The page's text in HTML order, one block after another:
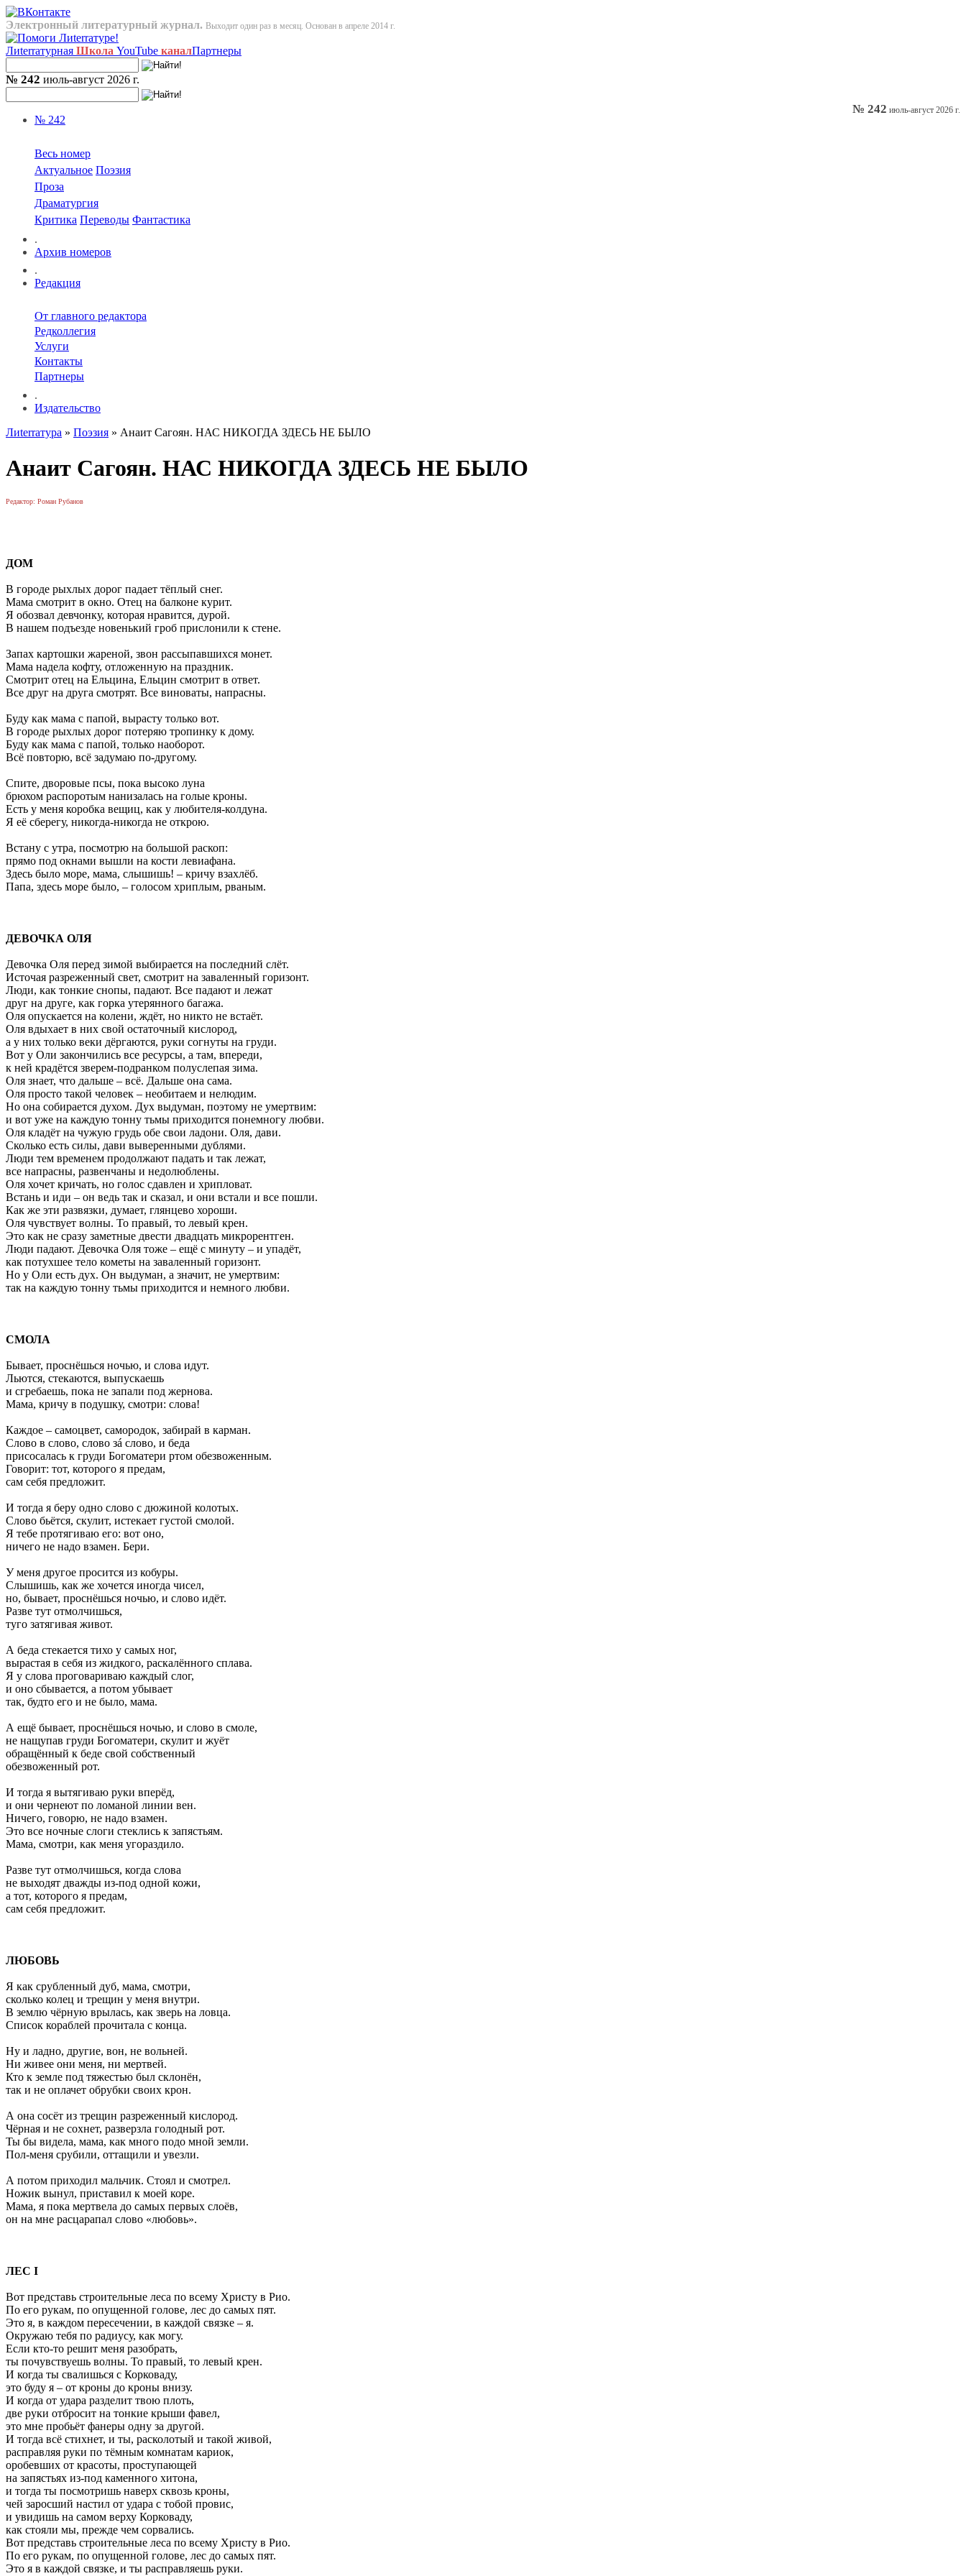
Электронный литературный журнал. Выходит один раз в месяц. Основан в апреле 2014 г.
Лиterraтурная Школа YouTube каналПартнеры
№ 242 июль-август 2026 г.
№ 242
Весь номер
Актуальное Поэзия
Проза
Драматургия
Критика Переводы Фантастика
.
Архив номеров
.
Редакция
От главного редактора
Редколлегия
Услуги
Контакты
Партнеры
.
Издательство
№ 242 июль-август 2026 г.
Лиterraтура » Поэзия » Анаит Сагоян. НАС НИКОГДА ЗДЕСЬ НЕ БЫЛО
Анаит Сагоян. НАС НИКОГДА ЗДЕСЬ НЕ БЫЛО
Редактор: Роман Рубанов
ДОМ
В городе рыхлых дорог падает тёплый снег.
Мама смотрит в окно. Отец на балконе курит.
Я обозвал девчонку, которая нравится, дурой.
В нашем подъезде новенький гроб прислонили к стене.
Запах картошки жареной, звон рассыпавшихся монет.
Мама надела кофту, отложенную на праздник.
Смотрит отец на Ельцина, Ельцин смотрит в ответ.
Все друг на друга смотрят. Все виноваты, напрасны.
Буду как мама с папой, вырасту только вот.
В городе рыхлых дорог потеряю тропинку к дому.
Буду как мама с папой, только наоборот.
Всё повторю, всё задумаю по-другому.
Спите, дворовые псы, пока высоко луна
брюхом распоротым нанизалась на голые кроны.
Есть у меня коробка вещиц, как у любителя-колдуна.
Я её сберегу, никогда-никогда не открою.
Встану с утра, посмотрю на большой раскоп:
прямо под окнами вышли на кости левиафана.
Здесь было море, мама, слышишь! – кричу взахлёб.
Папа, здесь море было, – голосом хриплым, рваным.
ДЕВОЧКА ОЛЯ
Девочка Оля перед зимой выбирается на последний слёт.
Источая разреженный свет, смотрит на заваленный горизонт.
Люди, как тонкие снопы, падают. Все падают и лежат
друг на друге, как горка утерянного багажа.
Оля опускается на колени, ждёт, но никто не встаёт.
Оля вдыхает в них свой остаточный кислород,
а у них только веки дёргаются, руки согнуты на груди.
Вот у Оли закончились все ресурсы, а там, впереди,
к ней крадётся зверем-подранком полуслепая зима.
Оля знает, что дальше – всё. Дальше она сама.
Оля просто такой человек – необитаем и нелюдим.
Но она собирается духом. Дух выдуман, поэтому не умертвим:
и вот уже на каждую тонну тьмы приходится понемногу любви.
Оля кладёт на чужую грудь обе свои ладони. Оля, дави.
Сколько есть силы, дави выверенными дублями.
Люди тем временем продолжают падать и так лежат,
все напрасны, развенчаны и недолюблены.
Оля хочет кричать, но голос сдавлен и хрипловат.
Встань и иди – он ведь так и сказал, и они встали и все пошли.
Как же эти развязки, думает, глянцево хороши.
Оля чувствует волны. То правый, то левый крен.
Это как не сразу заметные двести двадцать микрорентген.
Люди падают. Девочка Оля тоже – ещё с минуту – и упадёт,
как потухшее тело кометы на заваленный горизонт.
Но у Оли есть дух. Он выдуман, а значит, не умертвим:
так на каждую тонну тьмы приходится и немного любви.
СМОЛА
Бывает, проснёшься ночью, и слова идут.
Льются, стекаются, выпускаешь
и сгребаешь, пока не запали под жернова.
Мама, кричу в подушку, смотри: слова!
Каждое – самоцвет, самородок, забирай в карман.
Слово в слово, слово зá слово, и беда
присосалась к груди Богоматери ртом обезвоженным.
Говорит: тот, которого я предам,
сам себя предложит.
И тогда я беру одно слово с дюжиной колотых.
Слово бьётся, скулит, истекает густой смолой.
Я тебе протягиваю его: вот оно,
ничего не надо взамен. Бери.
У меня другое просится из кобуры.
Слышишь, как же хочется иногда чисел,
но, бывает, проснёшься ночью, и слово идёт.
Разве тут отмолчишься,
туго затягивая живот.
А беда стекается тихо у самых ног,
вырастая в себя из жидкого, раскалённого сплава.
Я у слова проговариваю каждый слог,
и оно сбывается, а потом убывает
так, будто его и не было, мама.
А ещё бывает, проснёшься ночью, и слово в смоле,
не нащупав груди Богоматери, скулит и жуёт
обращённый к беде свой собственный
обезвоженный рот.
И тогда я вытягиваю руки вперёд,
и они чернеют по ломаной линии вен.
Ничего, говорю, не надо взамен.
Это все ночные слоги стеклись к запястьям.
Мама, смотри, как меня угораздило.
Разве тут отмолчишься, когда слова
не выходят дважды из-под одной кожи,
а тот, которого я предам,
сам себя предложит.
ЛЮБОВЬ
Я как срубленный дуб, мама, смотри,
сколько колец и трещин у меня внутри.
В землю чёрную врылась, как зверь на ловца.
Список кораблей прочитала с конца.
Ну и ладно, другие, вон, не вольней.
Ни живее они меня, ни мертвей.
Кто к земле под тяжестью был склонён,
так и не оплачет обрубки своих крон.
А она сосёт из трещин разреженный кислород.
Чёрная и не сохнет, разверзла голодный рот.
Ты бы видела, мама, как много подо мной земли.
Пол-меня срубили, оттащили и увезли.
А потом приходил мальчик. Стоял и смотрел.
Ножик вынул, приставил к моей коре.
Мама, я пока мертвела до самых первых слоёв,
он на мне расцарапал слово «любовь».
ЛЕС I
Вот представь строительные леса по всему Христу в Рио.
По его рукам, по опущенной голове, лес до самых пят.
Это я, в каждом пересечении, в каждой связке – я.
Окружаю тебя по радиусу, как могу.
Если кто-то решит меня разобрать,
ты почувствуешь волны. То правый, то левый крен.
И когда ты свалишься с Корковаду,
это буду я – от кроны до кроны внизу.
И когда от удара разделит твою плоть,
две руки отбросит на тонкие крыши фавел,
это мне пробьёт фанеры одну за другой.
И тогда всё стихнет, и ты, расколотый и такой живой,
расправляя руки по тёмным комнатам кариок,
оробевших от красоты, проступающей
на запястьях из-под каменного хитона,
и тогда ты посмотришь наверх сквозь кроны,
чей заросший настил от удара с тобой провис,
и увидишь на самом верху Корковаду,
как стояли мы, прежде чем сорвались.
Вот представь строительные леса по всему Христу в Рио.
По его рукам, по опущенной голове, лес до самых пят.
Это я в каждой связке, и ты расправляешь руки.